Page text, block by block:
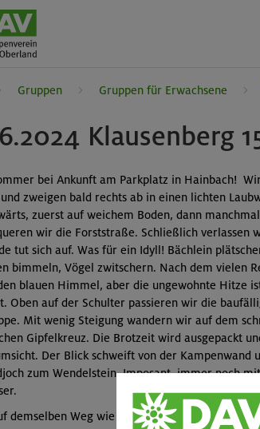
Gruppen Gruppen für Erwachsene
Klausenberg
bei Ankunft am Parkplatz in Hainbach!
zweigen bald rechts ab in einen lichten
zuerst auf weichem Boden, dann
wir die Forststraße. Schließlich verlassen
tut sich auf. Was für ein Idyll! Bächlein
bimmeln, Vögel zwitschern. Nach dem vielen
blauen Himmel, aber die ungewohnte Hitze
Oben auf der Schulter passieren wir die
Mit wenig Steigung wandern wir auf dem
Gipfelkreuz. Die Brotzeit wird ausgepackt
Der Blick schweift von der Kampenwand
zum Wendelstein. Imposant, immer noch
demselben Weg wie Aufstieg.